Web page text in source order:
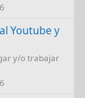
Youtube y
y/o trabajar